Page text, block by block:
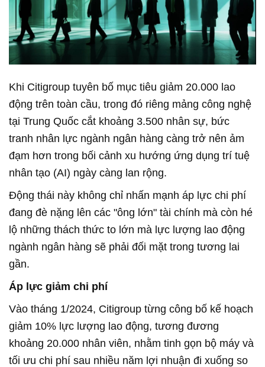
Khi Citigroup tuyên bố mục tiêu giảm 20.000 lao
động trên toàn cầu, trong đó riêng mảng công nghệ
tại Trung Quốc cắt khoảng 3.500 nhân sự, bức
tranh nhân lực ngành ngân hàng càng trở nên ảm
đạm hơn trong bối cảnh xu hướng ứng dụng trí tuệ
nhân tạo (AI) ngày càng lan rộng.
Động thái này không chỉ nhấn mạnh áp lực chi phí
đang đè nặng lên các "ông lớn" tài chính mà còn hé
lộ những thách thức to lớn mà lực lượng lao động
ngành ngân hàng sẽ phải đối mặt trong tương lai
gần.
Áp lực giảm chi phí
Vào tháng 1/2024, Citigroup từng công bố kế hoạch
giảm 10% lực lượng lao động, tương đương
khoảng 20.000 nhân viên, nhằm tinh gọn bộ máy và
tối ưu chi phí sau nhiều năm lợi nhuận đi xuống so